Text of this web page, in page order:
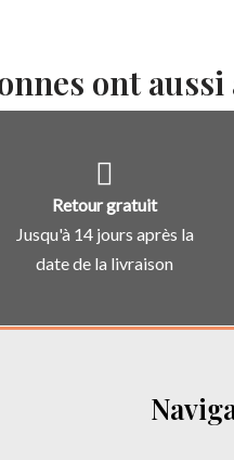
ont aussi
Retour gratuit
Jusqu'à 14 jours après la
date de la livraison